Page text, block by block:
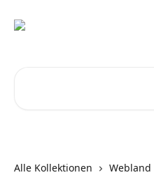
Alle Kollektionen
Webland